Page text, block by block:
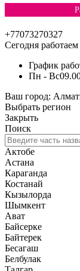
+77073270327
Сегодня
График
Пн - Вс
Ваш город:
Выбрать регион
Закрыть
Поиск
Актобе
Астана
Караганда
Костанай
Кызылорда
Шымкент
Ават
Байсерке
Байтерек
Бесагаш
Белбулак